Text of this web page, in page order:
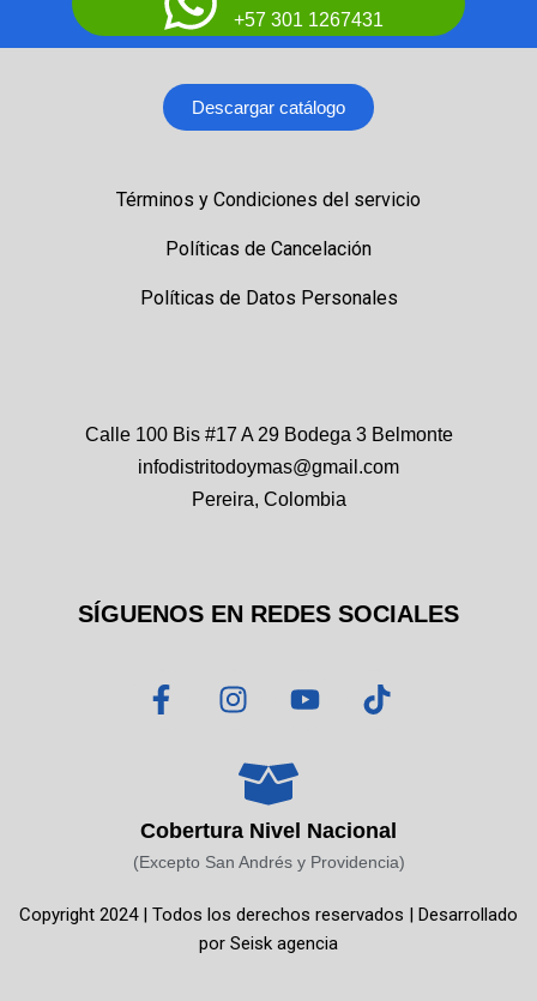
+57 301 1267431
Descargar catálogo
Términos y Condiciones del servicio
Políticas de Cancelación
Políticas de Datos Personales
Calle 100 Bis #17 A 29 Bodega 3 Belmonte
infodistritodoymas@gmail.com
Pereira, Colombia
SÍGUENOS EN REDES SOCIALES
F
a
o
o
-
I
n
t
a
g
r
m
Y
o
b
e
T
i
k
Cobertura Nivel Nacional
(Excepto San Andrés y Providencia)
Copyright 2024 | Todos los derechos reservados | Desarrollado
por Seisk agencia